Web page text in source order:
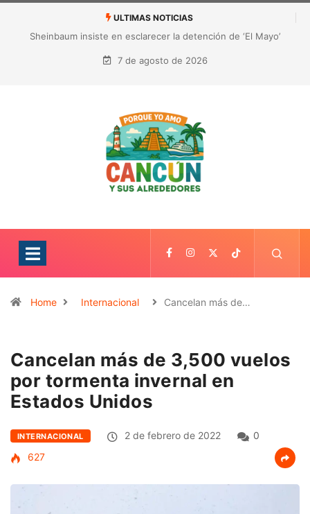
ULTIMAS NOTICIAS
¿Quién es Galita Ari y por qué acusa a RoRo de robar contenido?
La polémica que sacude las redes sociales
7 de agosto de 2026
Home Internacional Cancelan más de…
Cancelan más de 3,500 vuelos
por tormenta invernal en
Estados Unidos
INTERNACIONAL 2 de febrero de 2022
0
627